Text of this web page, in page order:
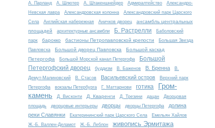
А. Парланд
А. Шлютер А. Штакеншнейдер Адмиралтейство
Александро-
Невская лавра
Александровская колонна
Александровский парк Царского
Села
Английская набережная Аничков дворец
ансамбль центральных
площадей
архитектурные ансамбли Б. Растрелли
Баболовский
парк
барокко бастионы Петропавловской крепости
Большая Звезда
Павловска
Большой дворец Павловска
Большой каскад
Петергофа
Большой Морской канал Петергофа
Большой
Петергофский дворец
буддизм В. Баженов В. Бренна
В.
Демут-Малиновский
В. Стасов Васильевский остров
Верхний парк
Петергофа
вокзалы Петербурга Г. Маттарнови готика
Гром-
камень
Д. Висконти Д. Кваренги Д. Трезини дацан
Дворцовая
площадь
дворцовые интерьеры дворцы дворцы Петергофа
долина
реки Славянки
Екатерининский парк Царского Села
Емельян Хайлов
Ж.-Б. Валлен-Деламот
Ж.-Б. Леблон живопись Эрмитажа